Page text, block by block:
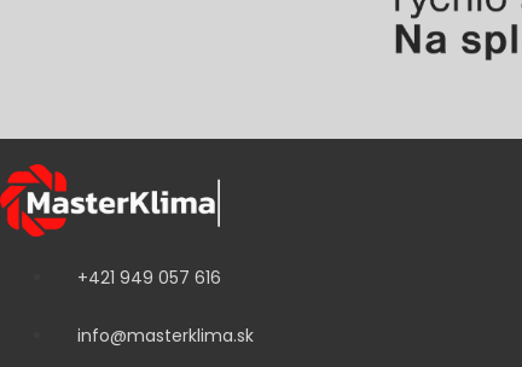
+421 949 057 616
info@masterklima.sk